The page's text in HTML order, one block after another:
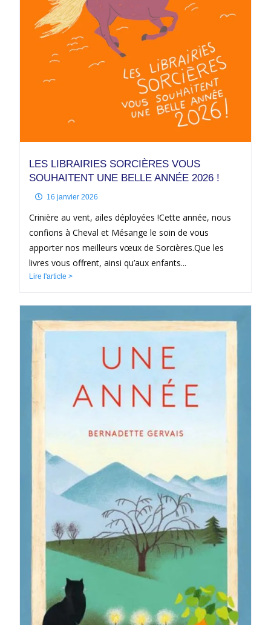
LES LIBRAIRIES SORCIÈRES VOUS
SOUHAITENT UNE BELLE ANNÉE 2026 !
16 janvier 2026
Crinière au vent, ailes déployées !Cette année, nous
confions à Cheval et Mésange le soin de vous
apporter nos meilleurs vœux de Sorcières.Que les
livres vous offrent, ainsi qu’aux enfants...
Lire l'article >